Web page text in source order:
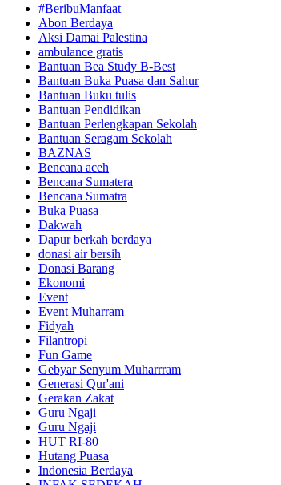
#BeribuManfaat
Abon Berdaya
Aksi Damai Palestina
ambulance gratis
Bantuan Bea Study B-Best
Bantuan Buka Puasa dan Sahur
Bantuan Buku tulis
Bantuan Pendidikan
Bantuan Perlengkapan Sekolah
Bantuan Seragam Sekolah
BAZNAS
Bencana aceh
Bencana Sumatera
Bencana Sumatra
Buka Puasa
Dakwah
Dapur berkah berdaya
donasi air bersih
Donasi Barang
Ekonomi
Event
Event Muharram
Fidyah
Filantropi
Fun Game
Gebyar Senyum Muharrram
Generasi Qur'ani
Gerakan Zakat
Guru Ngaji
Guru Ngaji
HUT RI-80
Hutang Puasa
Indonesia Berdaya